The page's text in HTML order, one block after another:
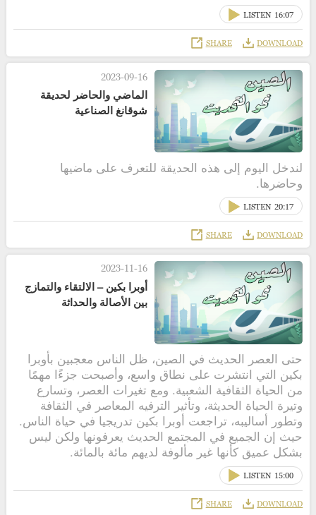
LISTEN 16:07
DOWNLOAD
SHARE
2023-09-16
الماضي والحاضر لحديقة
شوقانغ الصناعية
لندخل اليوم إلى هذه الحديقة للتعرف على ماضيها
وحاضرها.
LISTEN 20:17
DOWNLOAD
SHARE
2023-11-16
أوبرا بكين – الالتقاء والتمازج
بين الأصالة والحداثة
حتى العصر الحديث في الصين، ظل الناس معجبين بأوبرا
بكين التي انتشرت على نطاق واسع، وأصبحت جزءًا مهمًا
من الحياة الثقافية الشعبية. ومع تغيرات العصر، وتسارع
وتيرة الحياة الحديثة، وتأثير الترفيه المعاصر في الثقافة
وتطور أساليبه، تراجعت أوبرا بكين تدريجيا في حياة الناس.
حيث إن الجميع في المجتمع الحديث يعرفونها ولكن ليس
بشكل عميق كأنها غير مألوفة لديهم مائة بالمائة.
LISTEN 15:00
DOWNLOAD
SHARE